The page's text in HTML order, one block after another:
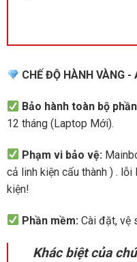
CHẾ ĐỘ HÀNH VÀNG
Bảo hành toàn bộ
12 tháng (Laptop Mới).
Phạm vi bảo vệ:
cả linh kiện cấu thành ) .
kiện!
Phần mềm: Cài đặt, vệ
Khác biệt của